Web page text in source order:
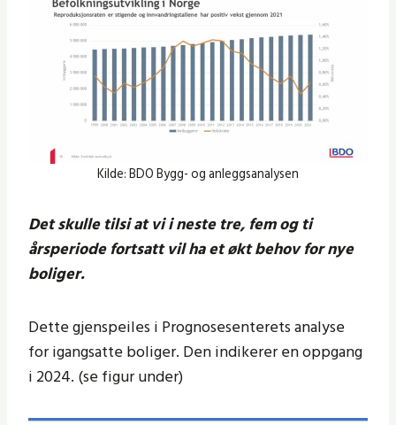
Kilde: BDO Bygg- og anleggsanalysen
Det skulle tilsi at vi i neste tre, fem og ti
årsperiode fortsatt vil ha et økt behov for nye
boliger.
Dette gjenspeiles i Prognosesenterets analyse
for igangsatte boliger. Den indikerer en oppgang
i 2024. (se figur under)